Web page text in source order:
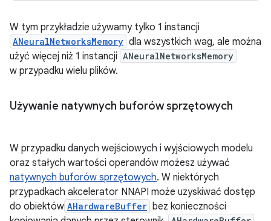
W tym przykładzie używamy tylko 1 instancji
ANeuralNetworksMemory dla wszystkich wag, ale można
użyć więcej niż 1 instancji ANeuralNetworksMemory
w przypadku wielu plików.
Używanie natywnych buforów sprzętowych
W przypadku danych wejściowych i wyjściowych modelu
oraz stałych wartości operandów możesz używać
natywnych buforów sprzętowych. W niektórych
przypadkach akcelerator NNAPI może uzyskiwać dostęp
do obiektów AHardwareBuffer bez konieczności